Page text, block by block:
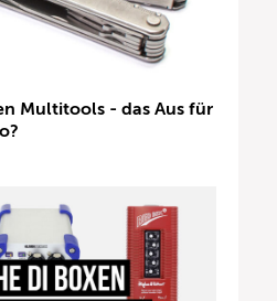
Multitools - das Aus für